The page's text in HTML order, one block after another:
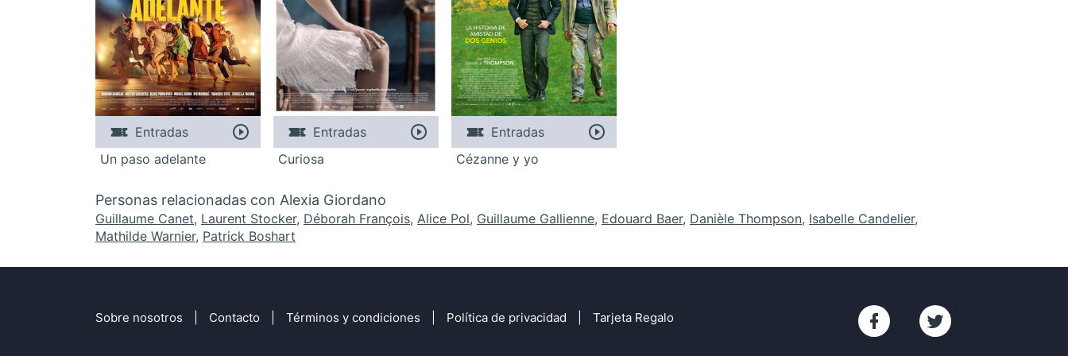
Entradas
Un paso adelante
Entradas
Curiosa
Entradas
Cézanne y yo
Personas relacionadas con Alexia Giordano
Guillaume Canet, Laurent Stocker, Déborah François, Alice Pol, Guillaume Gallienne, Edouard Baer, Danièle Thompson, Isabelle Candelier,
Mathilde Warnier, Patrick Boshart
Sobre nosotros Contacto Términos y condiciones Política de privacidad Tarjeta Regalo